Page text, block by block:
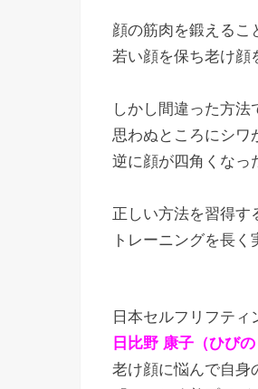
顔の筋肉を鍛えるこ
若い顔を保ち老け顔
しかし間違った方法
思わぬところにシワ
逆に顔が四角くなっ
正しい方法を習得す
トレーニングを長く
日本セルフリフテ
日比野 康子（ひびの
老け顔に悩んで自身